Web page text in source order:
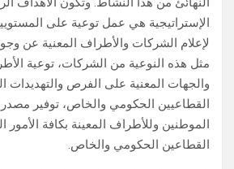
الإستراتيجية هي عمل توعية على
لإعلام الشركات والأطراف المعنية عن
مثل هذه النوعية من الشركات، توعية
والجهات المعنية على الفرص والتهديدات
القطاعيين الحكومي والخاص، توفير
الموطنين وللأطراف المعينة بكافة الأمور
القطاعين الحكومي والخاص.